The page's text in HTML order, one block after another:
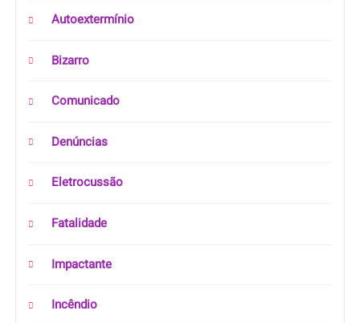
Autoextermínio
Bizarro
Comunicado
Denúncias
Eletrocussão
Fatalidade
Impactante
Incêndio